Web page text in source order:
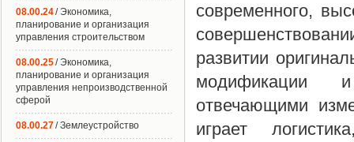
современного,
развитии
модификации
отвечающими
играет
08.00.24/ Экономика,
планирование и организация
управления строительством
08.00.25/ Экономика,
планирование и организация
управления непроизводственной
сферой
08.00.27/ Землеустройство